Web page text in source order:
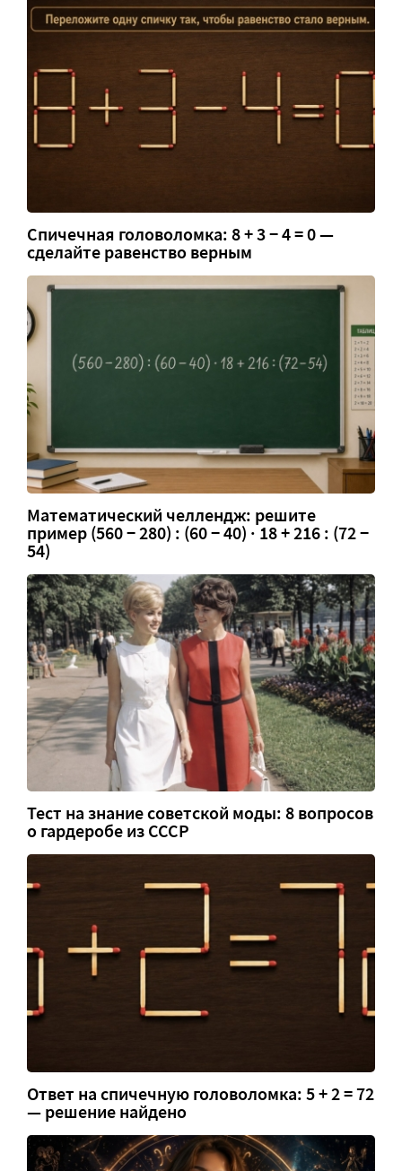
Спичечная головоломка: 8 + 3 − 4 = 0 —
сделайте равенство верным
Математический челлендж: решите
пример (560 − 280) : (60 − 40) · 18 + 216 : (72 −
54)
Тест на знание советской моды: 8 вопросов
о гардеробе из СССР
Ответ на спичечную головоломка: 5 + 2 = 72
— решение найдено